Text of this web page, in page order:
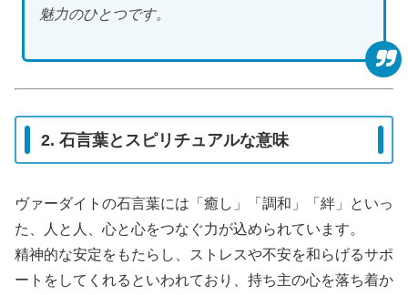
魅力のひとつです。
2. 石言葉とスピリチュアルな意味
ヴァーダイトの石言葉には「癒し」「調和」「絆」といっ
た、人と人、心と心をつなぐ力が込められています。
精神的な安定をもたらし、ストレスや不安を和らげるサポ
ートをしてくれるといわれており、持ち主の心を落ち着か